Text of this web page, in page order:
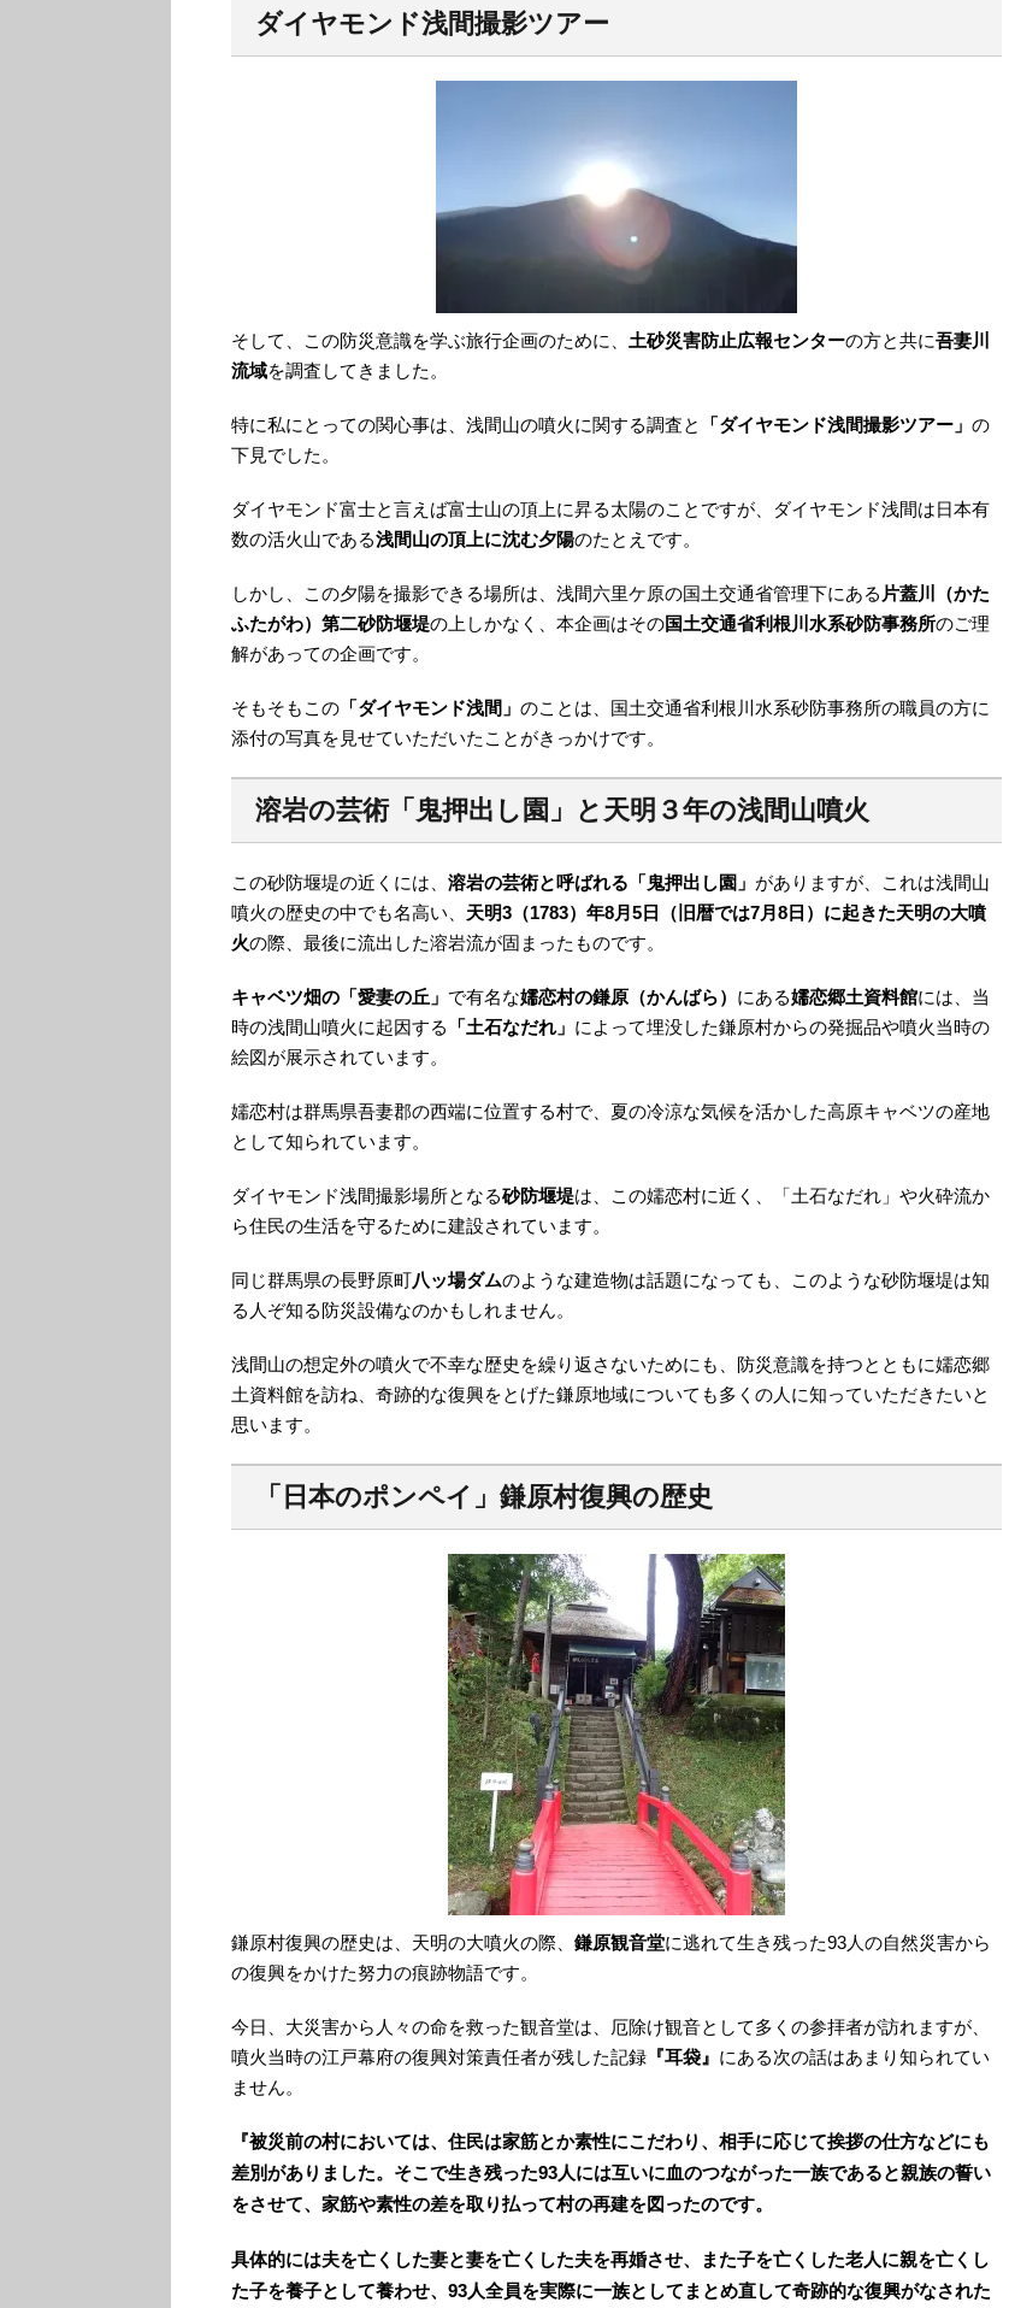
ダイヤモンド浅間撮影ツアー
そして、この防災意識を学ぶ旅行企画のために、 土砂災害防止広報センターの方と共に吾妻川
流域を調査してきました。
特に私にとっての関心事は、浅間山の噴火に関する調査と 「ダイヤモンド浅間撮影ツアー」 の
下見でした。
ダイヤモンド富士と言えば富士山の頂上に昇る太陽のことですが、ダイヤモンド浅間は日本有
数の活火山である浅間山の頂上に沈む夕陽のたとえです。
しかし、この夕陽を撮影できる場所は、浅間六里ケ原の国土交通省管理下にある 片蓋川（かた
ふたがわ）第二砂防堰堤の上しかなく、本企画はその国土交通省利根川水系砂防事務所のご理
解があっての企画です。
そもそもこの 「ダイヤモンド浅間」 のことは、国土交通省利根川水系砂防事務所の職員の方に
添付の写真を見せていただいたことがきっかけです。
溶岩の芸術「鬼押出し園」と天明３年の浅間山噴火
この砂防堰堤の近くには、 溶岩の芸術と呼ばれる「鬼押出し園」 がありますが、これは浅間山
噴火の歴史の中でも名高い、 天明3（1783）年8月5日（旧暦では7月8日）に起きた天明の大噴
火の際、最後に流出した溶岩流が固まったものです。
キャベツ畑の「愛妻の丘」 で有名な嬬恋村の鎌原（かんばら） にある嬬恋郷土資料館には、当
時の浅間山噴火に起因する
「土石なだれ」 によって埋没した鎌原村からの発掘品や噴火当時の
絵図が展示されています。
嬬恋村は群馬県吾妻郡の西端に位置する村で、夏の冷涼な気候を活かした高原キャベツの産地
として知られています。
ダイヤモンド浅間撮影場所となる砂防堰堤は、この嬬恋村に近く、「土石なだれ」や火砕流か
ら住民の生活を守るために建設されています。
同じ群馬県の長野原町八ッ場ダムのような建造物は話題になっても、このような砂防堰堤は知
る人ぞ知る防災設備なのかもしれません。
浅間山の想定外の噴火で不幸な歴史を繰り返さないためにも、防災意識を持つとともに嬬恋郷
土資料館を訪ね、奇跡的な復興をとげた鎌原地域についても多くの人に知っていただきたいと
思います。
「日本のポンペイ」鎌原村復興の歴史
鎌原村復興の歴史は、天明の大噴火の際、 鎌原観音堂に逃れて生き残った93人の自然災害から
の復興をかけた努力の痕跡物語です。
今日、大災害から人々の命を救った観音堂は、厄除け観音として多くの参拝者が訪れますが、
噴火当時の江戸幕府の復興対策責任者が残した記録 『耳袋』 にある次の話はあまり知られてい
ません。
『被災前の村においては、住民は家筋とか素性にこだわり、相手に応じて挨拶の仕方などにも
差別がありました。そこで生き残った93人には互いに血のつながった一族であると親族の誓い
をさせて、家筋や素性の差を取り払って村の再建を図ったのです。
具体的には夫を亡くした妻と妻を亡くした夫を再婚させ、また子を亡くした老人に親を亡くし
た子を養子として養わせ、93人全員を実際に一族としてまとめ直して奇跡的な復興がなされた